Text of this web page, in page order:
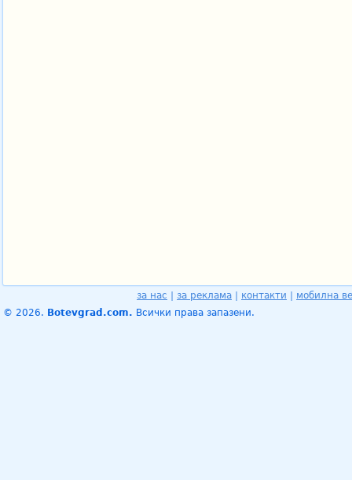
за нас за реклама контакти
мобилна
© 2026. Botevgrad.com. Всички права запазени.